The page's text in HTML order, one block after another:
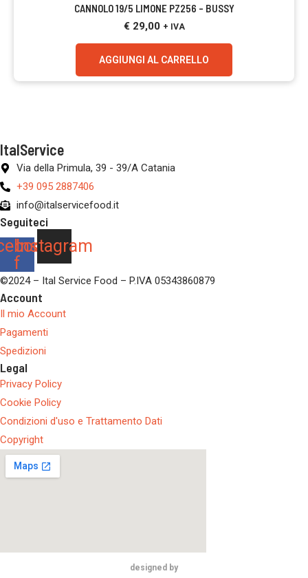
CANNOLO 19/5 LIMONE PZ256 – BUSSY
€ 29,00 + IVA
AGGIUNGI AL CARRELLO
ItalService
Via della Primula, 39 - 39/A Catania
+39 095 2887406
info@italservicefood.it
Seguiteci
f
Instagram
©2024 – Ital Service Food – P.IVA 05343860879
Account
Il mio Account
Pagamenti
Spedizioni
Legal
Privacy Policy
Cookie Policy
Condizioni d'uso e Trattamento Dati
Copyright
designed by